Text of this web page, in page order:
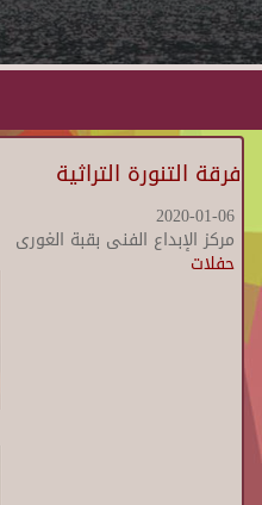
فرقة التنورة التراثية
2020-01-06
مركز الإبداع الفنى بقبة الغورى
حفلات